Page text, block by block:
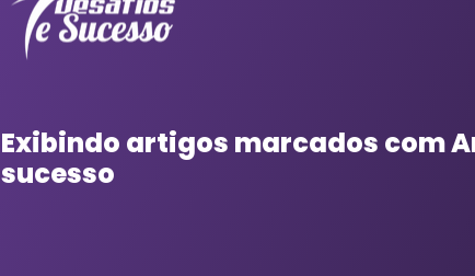
Exibindo artigos marcados com
sucesso